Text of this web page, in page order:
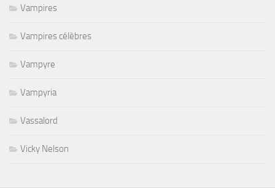
Vampires
Vampires célèbres
Vampyre
Vampyria
Vassalord
Vicky Nelson